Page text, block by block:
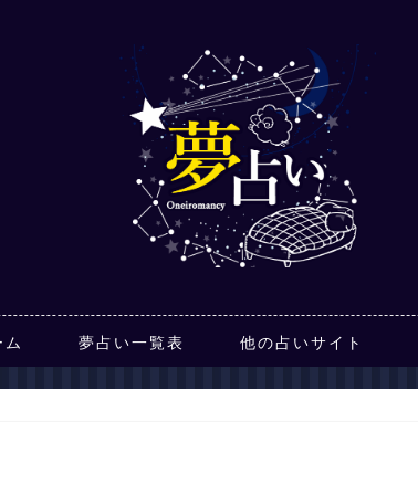
ム 夢占い一覧表 他の占いサイト